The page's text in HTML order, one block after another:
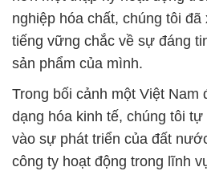
nghiệp hóa chất, chúng tôi
tiếng vững chắc về sự đáng
sản phẩm của mình.
Trong bối cảnh một Việt Nam
dạng hóa kinh tế, chúng tôi
vào sự phát triển của đất
công ty hoạt động trong lĩnh